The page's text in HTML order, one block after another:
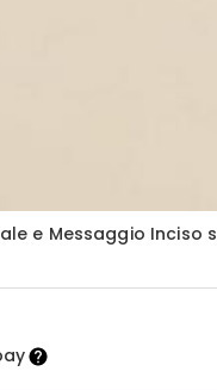
e Messaggio Inciso